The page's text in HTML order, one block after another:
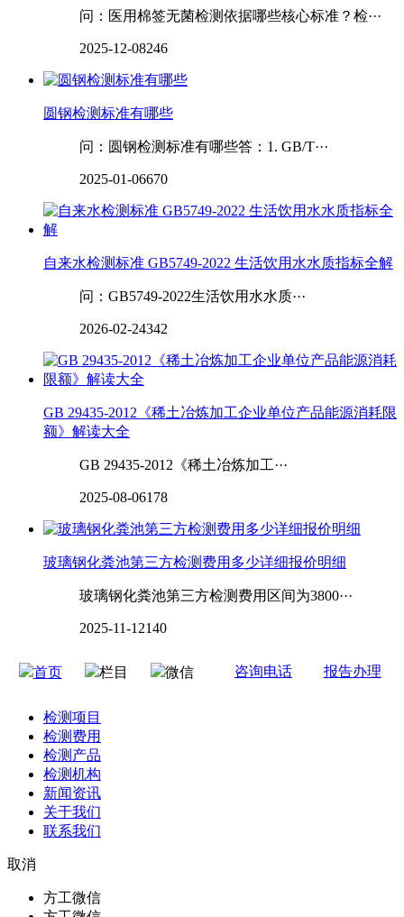
问：医用棉签无菌检测依据哪些核心标准？检···
2025-12-08246
圆钢检测标准有哪些
问：圆钢检测标准有哪些答：1. GB/T···
2025-01-06670
自来水检测标准 GB5749-2022 生活饮用水水质指标全解
问：GB5749-2022生活饮用水水质···
2026-02-24342
GB 29435-2012《稀土冶炼加工企业单位产品能源消耗限
额》解读大全
GB 29435-2012《稀土冶炼加工···
2025-08-06178
玻璃钢化粪池第三方检测费用多少详细报价明细
玻璃钢化粪池第三方检测费用区间为3800···
2025-11-12140
首页 栏目 微信 咨询电话 报告办理
检测项目
检测费用
检测产品
检测机构
新闻资讯
关于我们
联系我们
取消
方工微信